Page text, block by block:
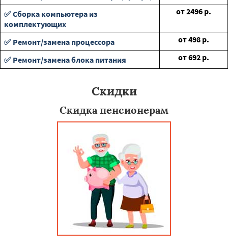
✅ Сборка компьютера из
комплектующих
от2496 р.
✅ Ремонт/замена процессора от498 р.
✅ Ремонт/замена блока питания
от692 р.
Скидки
Скидка пенсионерам